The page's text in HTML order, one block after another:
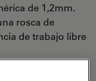
de 1,2mm.
rosca de
de trabajo libre